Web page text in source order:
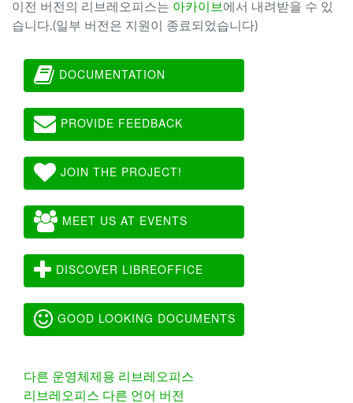
이전 버전의 리브레오피스는 아카이브 에서 내려받을 수 있
습니다.(일부 버전은 지원이 종료되었습니다)
DOCUMENTATION
PROVIDE FEEDBACK
JOIN THE PROJECT!
MEET US AT EVENTS
DISCOVER LIBREOFFICE
GOOD LOOKING DOCUMENTS
다른 운영체제용 리브레오피스
리브레오피스 다른 언어 버전